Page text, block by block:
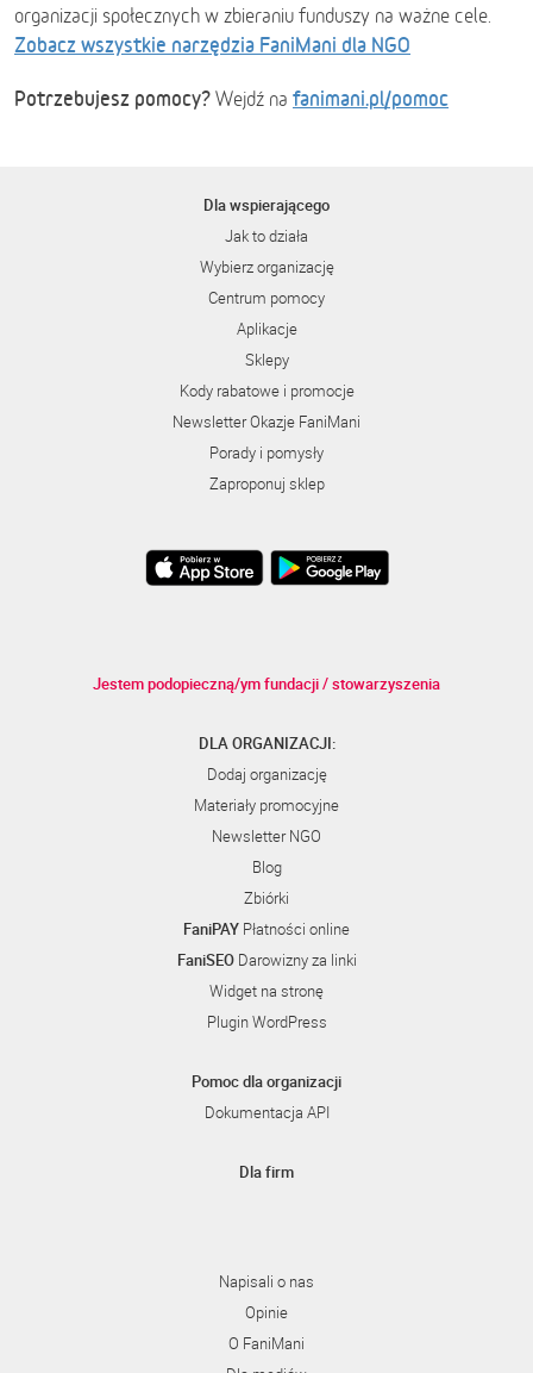
organizacji społecznych w zbieraniu funduszy na ważne cele.
Zobacz wszystkie narzędzia FaniMani dla NGO
Potrzebujesz pomocy? Wejdź na fanimani.pl/pomoc
Dla wspierającego
Jak to działa
Wybierz organizację
Centrum pomocy
Aplikacje
Sklepy
Kody rabatowe i promocje
Newsletter Okazje FaniMani
Porady i pomysły
Zaproponuj sklep
Jestem podopieczną/ym fundacji / stowarzyszenia
DLA ORGANIZACJI:
Dodaj organizację
Materiały promocyjne
Newsletter NGO
Blog
Zbiórki
FaniPAY Płatności online
FaniSEODarowizny za linki
Widget na stronę
Plugin WordPress
Pomoc dla organizacji
Dokumentacja API
Dla firm
Napisali o nas
Opinie
O FaniMani